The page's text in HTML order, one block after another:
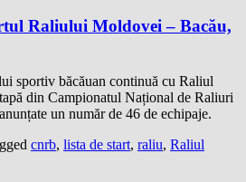
Raliului Moldovei – Bacău,
sportiv băcăuan continuă cu Raliul
din Campionatul Național de Raliuri
un număr de 46 de echipaje.
cnrb, lista de start, raliu, Raliul